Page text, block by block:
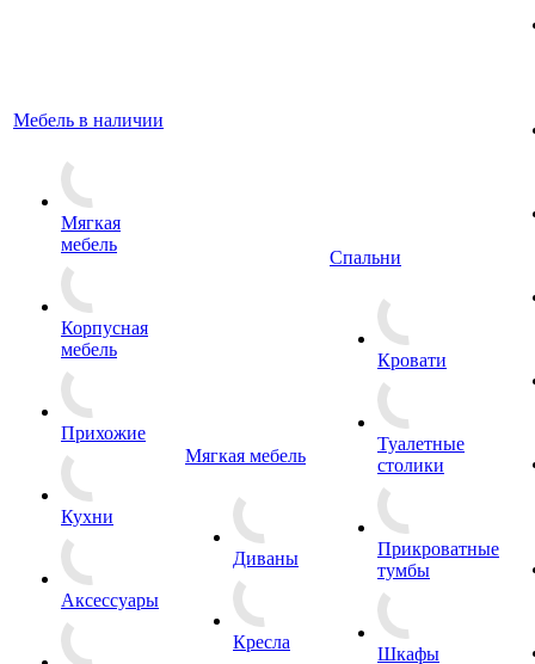
Мебель в наличии
Мягкая
мебель
Корпусная
мебель
Прихожие
Кухни
Аксессуары
Мягкая мебель
Диваны
Кресла
Спальни
Кровати
Туалетные
столики
Прикроватные
тумбы
Шкафы